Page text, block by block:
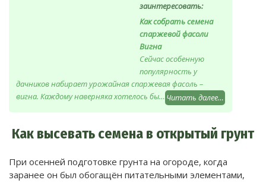
заинтересовать:
Как собрать семена
спаржевой фасоли
Вигна
Сейчас особенную
популярность у
дачников набирает урожайная спаржевая фасоль –
вигна. Каждому наверняка хотелось бы… Читать далее…
Как высевать семена в открытый грунт
При осенней подготовке грунта на огороде, когда
заранее он был обогащён питательными элементами,